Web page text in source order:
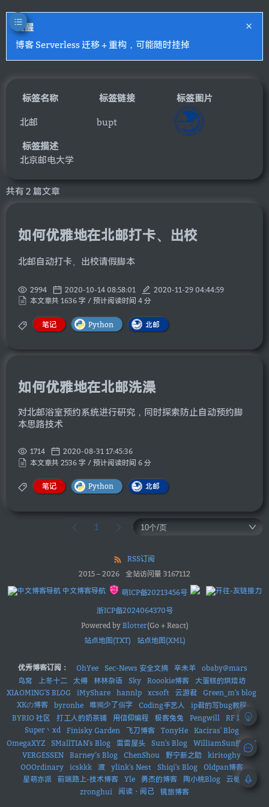
提醒
博客 Serverless 迁移 + 重构，可能随时挂掉
标签名称 标签链接 标签图片
北邮 bupt
标签描述
北京邮电大学
共有 2 篇文章
如何优雅地在北邮打卡、出校
北邮自动打卡、出校请假脚本
2994 2020-10-14 08:58:01
2020-11-29 04:44:59
本文章共 1636 字 / 预计阅读时间 4 分
笔记 Python 北邮
如何优雅地在北邮洗澡
对北邮浴室预约系统进行研究，同时探索防止自动预约脚
本思路技术
1714
2020-08-31 17:45:36
本文章共 2536 字 / 预计阅读时间 6 分
笔记 Python 北邮
1
RSS订阅
2015 – 2026 全站访问量 3167112
中文博客导航
萌ICP备20213456号
浙ICP备2024064370号
Powered by Blotter(Go + React)
站点地图(TXT)
站点地图(XML)
优秀博客订阅： OhYee Sec-News 安全文摘 辛未羊
obaby@mars
鸟窝
上冬十二 太傅 林林杂语 Sky Roookie博客
大蛋糕的烘焙坊
XIAOMING'S BLOG
iMyShare hannlp xcsoft 云游君
Green_m's blog
XKの博客
byronhe 唯獨少了個字 Coding手艺人
ip君的写bug教程
BYRIO 社区
打工人的奶茶铺 用信仰编程 极客兔兔 Pengwill
RF 菜鸟
Super丶xd
Finisky Garden 飞刀博客 TonyHe
Kaciras' Blog
OmegaXYZ
SMallTIAN's Blog 雷雷屋头 Sun's Blog
WilliamSun的小窝
VERGESSEN
Barney’s Blog ChenShou 野宁新之助
kiritoghy
OOOrdinary
icskkk 渡 ylink's Nest Shiqi's Blog
Oldpan博客
星萌亦派
前端路上-技术博客 Yle 勇杰的博客 陶小桃Blog
云樾
zronghui
阅读・阅己 镜旅博客